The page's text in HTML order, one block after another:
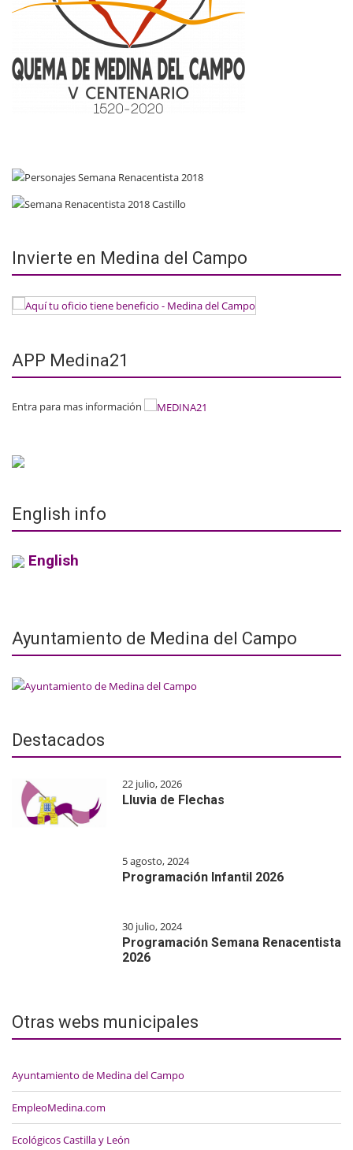
Invierte en Medina del Campo
APP Medina21
Entra para mas información
English info
English
Ayuntamiento de Medina del Campo
Destacados
22 julio, 2026
Lluvia de Flechas
5 agosto, 2024
Programación Infantil 2026
30 julio, 2024
Programación Semana Renacentista
2026
Otras webs municipales
Ayuntamiento de Medina del Campo
EmpleoMedina.com
Ecológicos Castilla y León